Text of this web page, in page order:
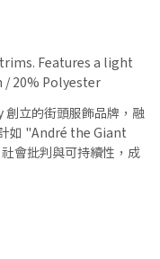
Features a light
20% Polyester
立的街頭服飾品牌，融
如 "André the Giant
會批判與可持續性，成